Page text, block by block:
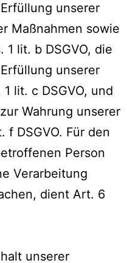
unserer
Maßnahmen sowie
lit. b DSGVO, die
unserer
lit. c DSGVO, und
Wahrung unserer
DSGVO. Für den
Person
Verarbeitung
dient Art. 6
unserer